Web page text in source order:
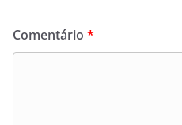
Comentário *